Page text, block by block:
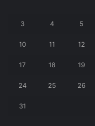
3 4 5
10 11 12
17 18 19
24 25 26
31